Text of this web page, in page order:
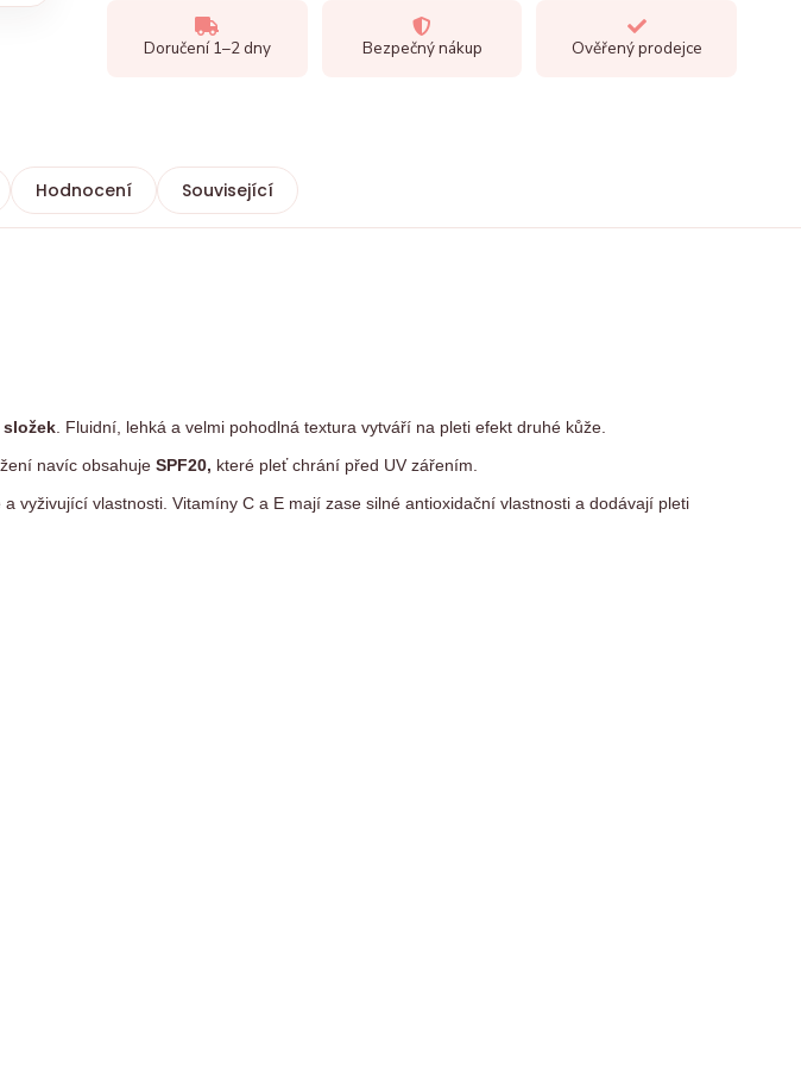
Doručení 1–2 dny Bezpečný nákup Ověřený prodejce
Hodnocení Související
. Fluidní, lehká a velmi pohodlná textura vytváří na pleti efekt druhé kůže.
navíc obsahuje SPF20, které pleť chrání před UV zářením.
a vyživující vlastnosti. Vitamíny C a E mají zase silné antioxidační vlastnosti a dodávají pleti